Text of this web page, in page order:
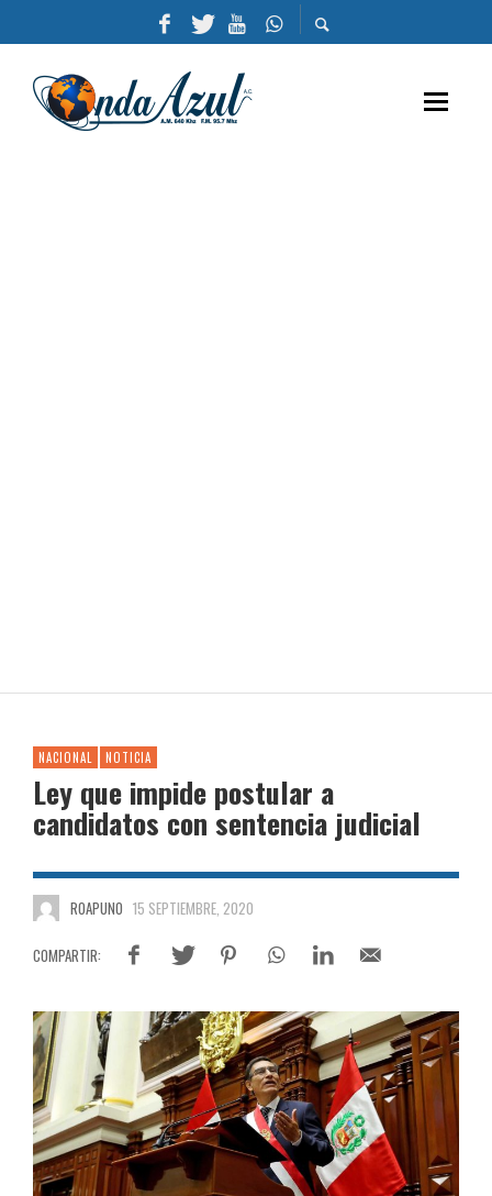
NACIONAL NOTICIA
Ley que impide postular a
candidatos con sentencia judicial
ROAPUNO 15 SEPTIEMBRE, 2020